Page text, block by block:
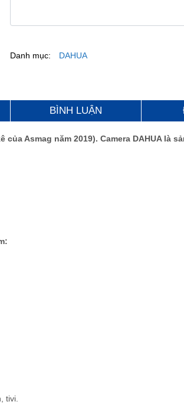
Danh mục: DAHUA
BÌNH LUẬN
Asmag năm 2019). Camera DAHUA là
tivi.